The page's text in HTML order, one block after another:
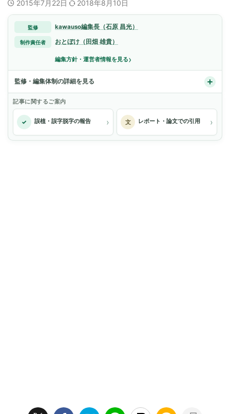
2015年7月22日 2018年8月10日
監修 kawauso編集長（石原 昌光）
制作責任者 おとぼけ（田畑 雄貴）
編集方針・運営者情報を見る›
監修・編集体制の詳細を見る
記事に関するご案内
✓ 誤植・誤字脱字の報告 › 文 レポート・論文での引用 ›